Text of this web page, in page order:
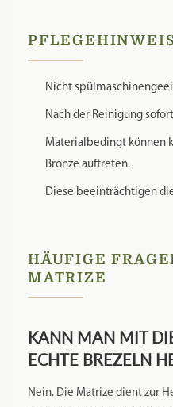
Nicht
Nach der Reinigung
Materialbedingt können
Bronze auftreten.
Diese beeinträchtigen
HÄUFIGE
MATRIZE
KANN MAN MIT
ECHTE BREZELN
Nein. Die Matrize dient zur